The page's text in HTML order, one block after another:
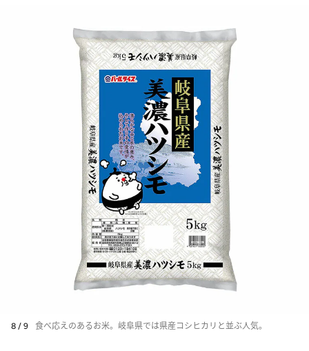
8 / 9 食べ応えのあるお米。岐阜県では県産コシヒカリと並ぶ人気。